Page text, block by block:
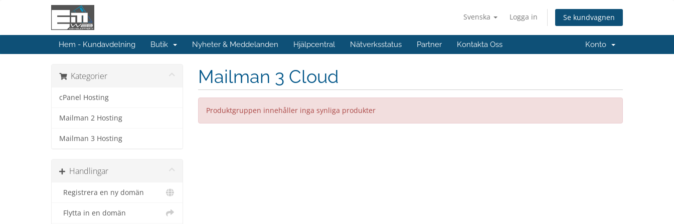
Svenska Logga in Se kundvagnen
Hem - Kundavdelning Butik Nyheter & Meddelanden Hjälpcentral Nätverksstatus Partner Kontakta Oss Konto
Kategorier
cPanel Hosting
Mailman 2 Hosting
Mailman 3 Hosting
Handlingar
Registrera en ny domän
Flytta in en domän
Mailman 3 Cloud
Produktgruppen innehåller inga synliga produkter